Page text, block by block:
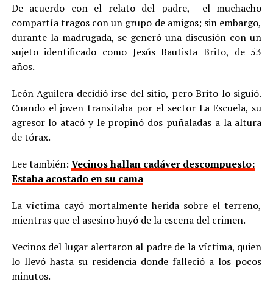
De acuerdo con el relato del padre, el muchacho
compartía tragos con un grupo de amigos; sin embargo,
durante la madrugada, se generó una discusión con un
sujeto identificado como Jesús Bautista Brito, de 53
años.
León Aguilera decidió irse del sitio, pero Brito lo siguió.
Cuando el joven transitaba por el sector La Escuela, su
agresor lo atacó y le propinó dos puñaladas a la altura
de tórax.
Lee también: Vecinos hallan cadáver descompuesto:
Estaba acostado en su cama
La víctima cayó mortalmente herida sobre el terreno,
mientras que el asesino huyó de la escena del crimen.
Vecinos del lugar alertaron al padre de la víctima, quien
lo llevó hasta su residencia donde falleció a los pocos
minutos.